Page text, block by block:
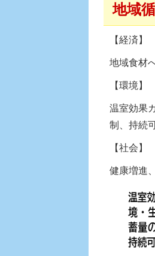
地域
【経済】
地域食材
【環境】
温室効果
制、持続
【社会】
健康増進